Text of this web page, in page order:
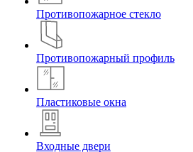
Противопожарное стекло
Противопожарный профиль
Пластиковые окна
Входные двери